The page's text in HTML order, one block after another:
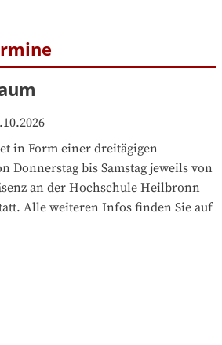
in Form einer dreitägigen
Donnerstag bis Samstag jeweils von
an der Hochschule Heilbronn
Alle weiteren Infos finden Sie auf